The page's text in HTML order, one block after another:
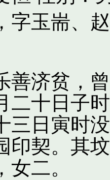
字玉耑、
善济贫，
二十日子
三日寅时
印契。其
二。